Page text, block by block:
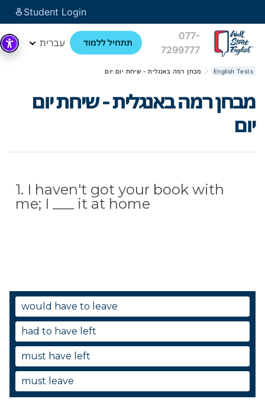
Student Login
077-
7299777
תתחיל ללמוד עברית
English Tests מבחן רמה באנגלית - שיחת יום יום
מבחן רמה באנגלית - שיחת יום
יום